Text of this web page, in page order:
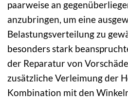
paarweise an
anzubringen, um eine
Belastungsverteilung zu
besonders stark
der Reparatur von
zusätzliche Verleimung der
Kombination mit den